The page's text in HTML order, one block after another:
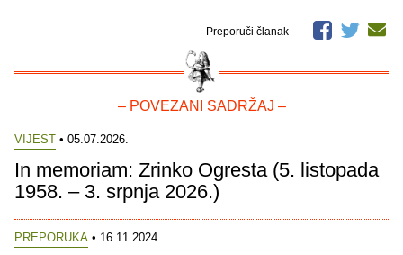
Preporuči članak
– POVEZANI SADRŽAJ –
VIJEST • 05.07.2026.
In memoriam: Zrinko Ogresta (5. listopada
1958. – 3. srpnja 2026.)
PREPORUKA • 16.11.2024.